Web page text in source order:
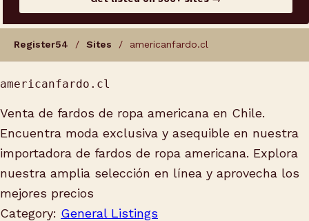
Register54 / Sites / americanfardo.cl
americanfardo.cl
Venta de fardos de ropa americana en Chile.
Encuentra moda exclusiva y asequible en nuestra
importadora de fardos de ropa americana. Explora
nuestra amplia selección en línea y aprovecha los
mejores precios
Category: General Listings